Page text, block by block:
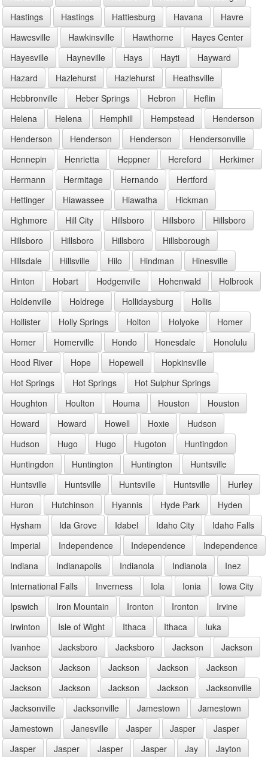
Hastings
Hastings Hattiesburg Havana
Havre
Hawesville
Hawkinsville Hawthorne
Hayes Center
Hayesville
Hayneville Hays Hayti
Hayward
Hazard
Hazlehurst Hazlehurst
Heathsville
Hebbronville
Heber Springs Hebron
Heflin
Helena
Helena Hemphill Hempstead
Henderson
Henderson
Henderson Henderson
Hendersonville
Hennepin
Henrietta Heppner Hereford
Herkimer
Hermann
Hermitage Hernando
Hertford
Hettinger
Hiawassee Hiawatha
Hickman
Highmore
Hill City Hillsboro Hillsboro
Hillsboro
Hillsboro
Hillsboro Hillsboro
Hillsborough
Hillsdale
Hillsville Hilo Hindman
Hinesville
Hinton
Hobart Hodgenville Hohenwald
Holbrook
Holdenville
Holdrege Hollidaysburg
Hollis
Hollister
Holly Springs Holton Holyoke
Homer
Homer
Homerville Hondo Honesdale
Honolulu
Hood River
Hope Hopewell
Hopkinsville
Hot Springs
Hot Springs
Hot Sulphur Springs
Houghton
Houlton Houma Houston
Houston
Howard
Howard Howell Hoxie
Hudson
Hudson
Hugo Hugo Hugoton
Huntingdon
Huntingdon
Huntington Huntington
Huntsville
Huntsville
Huntsville Huntsville Huntsville
Hurley
Huron
Hutchinson Hyannis Hyde Park
Hyden
Hysham
Ida Grove Idabel Idaho City
Idaho Falls
Imperial
Independence Independence
Independence
Indiana
Indianapolis Indianola Indianola
Inez
International Falls
Inverness Iola Ionia
Iowa City
Ipswich
Iron Mountain Ironton Ironton
Irvine
Irwinton
Isle of Wight Ithaca Ithaca
Iuka
Ivanhoe
Jacksboro Jacksboro Jackson
Jackson
Jackson
Jackson Jackson Jackson
Jackson
Jackson
Jackson Jackson Jackson
Jacksonville
Jacksonville
Jacksonville Jamestown
Jamestown
Jamestown
Janesville Jasper Jasper
Jasper
Jasper
Jasper Jasper Jasper Jay Jayton